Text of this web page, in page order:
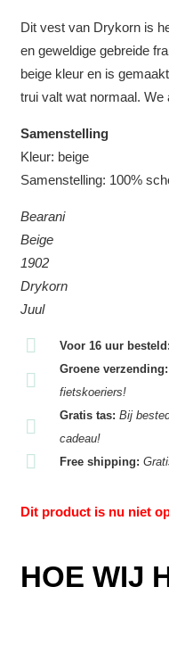
Dit vest van Drykorn is
en geweldige gebreide
beige kleur en is
trui valt wat normaal. We
Samenstelling
Kleur: beige
Samenstelling: 100%
Bearani
Beige
1902
Drykorn
Juul
Voor 16 uur besteld:
Groene verzending:
fietskoeriers!
Gratis tas: Bij
cadeau!
Free shipping:
Dit product is nu niet
HOE WIJ